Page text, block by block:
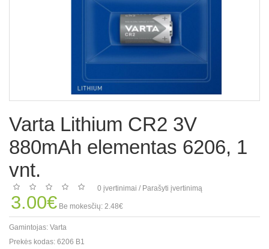
Varta Lithium CR2 3V
880mAh elementas 6206, 1
vnt.
0 įvertinimai / Parašyti įvertinimą
3.00€ Be mokesčių: 2.48€
Gamintojas: Varta
Prekės kodas: 6206 B1